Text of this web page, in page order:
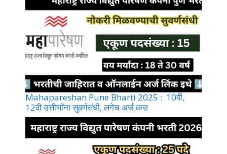
Mahapareshan Pune Bharti 2025 : 10वी,
12वी उत्तीर्णांना सुवर्णसंधी, लगेच अर्ज करा